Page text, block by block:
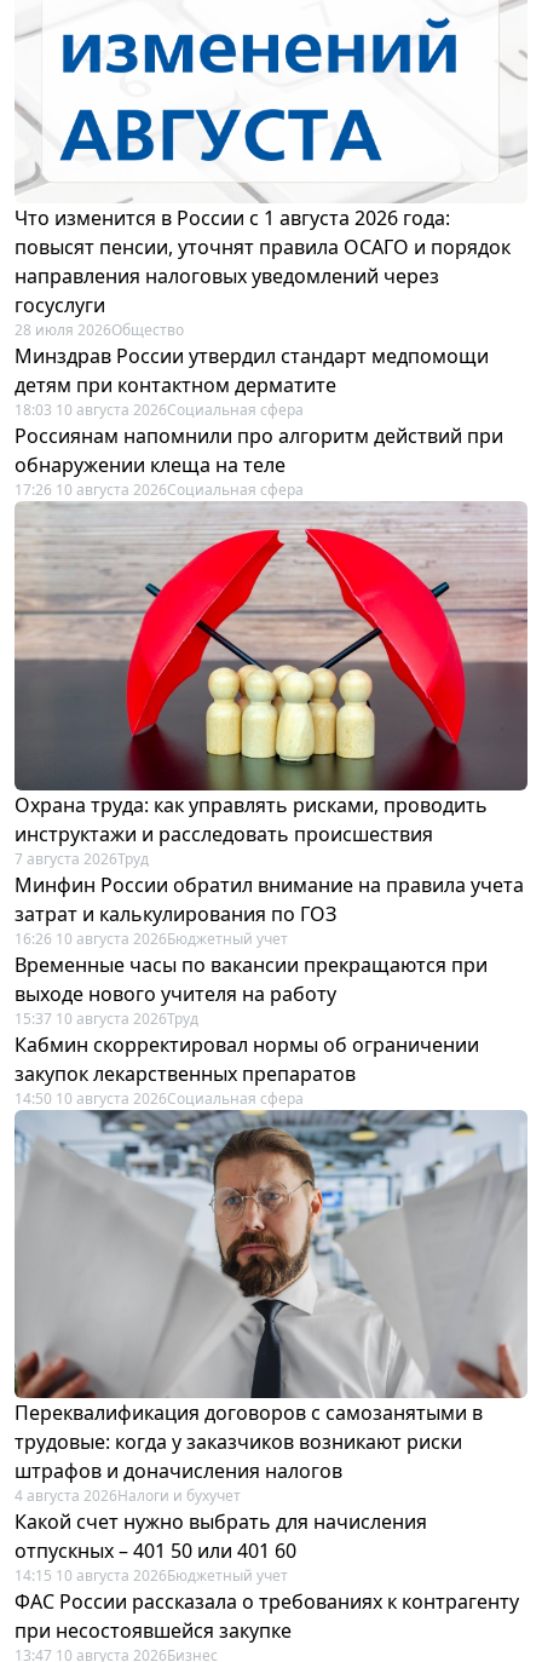
Что изменится в России с 1 августа 2026 года:
повысят пенсии, уточнят правила ОСАГО и порядок
направления налоговых уведомлений через
госуслуги
28 июля 2026Общество
Минздрав России утвердил стандарт медпомощи
детям при контактном дерматите
18:03 10 августа 2026Социальная сфера
Россиянам напомнили про алгоритм действий при
обнаружении клеща на теле
17:26 10 августа 2026Социальная сфера
Охрана труда: как управлять рисками, проводить
инструктажи и расследовать происшествия
7 августа 2026Труд
Минфин России обратил внимание на правила учета
затрат и калькулирования по ГОЗ
16:26 10 августа 2026Бюджетный учет
Временные часы по вакансии прекращаются при
выходе нового учителя на работу
15:37 10 августа 2026Труд
Кабмин скорректировал нормы об ограничении
закупок лекарственных препаратов
14:50 10 августа 2026Социальная сфера
Переквалификация договоров с самозанятыми в
трудовые: когда у заказчиков возникают риски
штрафов и доначисления налогов
4 августа 2026Налоги и бухучет
Какой счет нужно выбрать для начисления
отпускных – 401 50 или 401 60
14:15 10 августа 2026Бюджетный учет
ФАС России рассказала о требованиях к контрагенту
при несостоявшейся закупке
13:47 10 августа 2026Бизнес